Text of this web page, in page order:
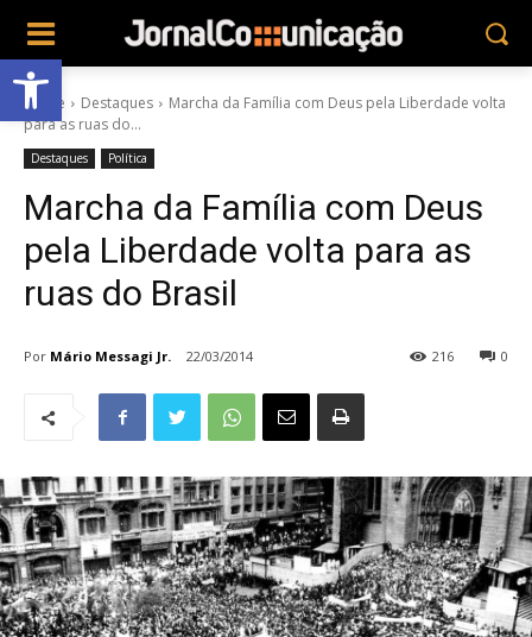
Abrir a barra de ferramentas
Home Destaques
Marcha da Família com Deus pela Liberdade volta
para as ruas do...
Destaques Política
Marcha da Família com Deus
pela Liberdade volta para as
ruas do Brasil
Por Mário Messagi Jr. 22/03/2014 0
216